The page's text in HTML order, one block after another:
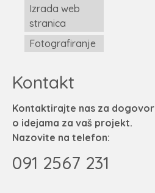
Izrada web
stranica
Fotografiranje
Kontakt
Kontaktirajte nas za dogovor
o idejama za vaš projekt.
Nazovite na telefon:
091 2567 231